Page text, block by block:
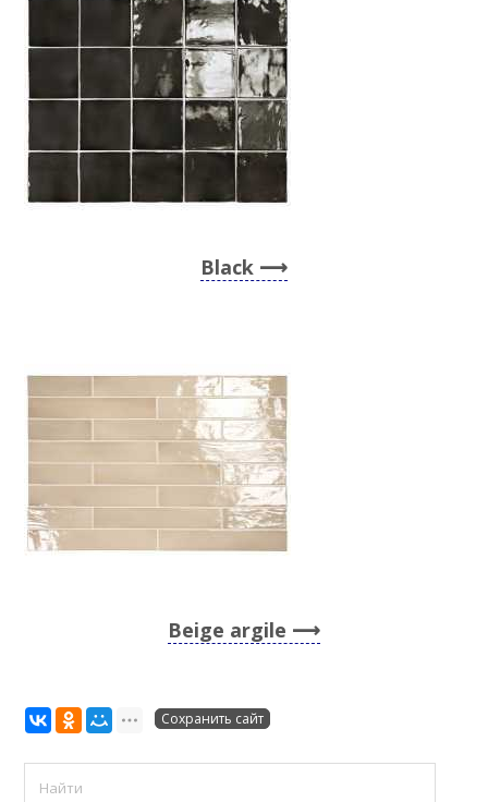
Black
Beige argile
Сохранить сайт